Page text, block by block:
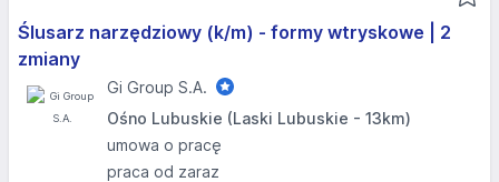
Ślusarz narzędziowy (k/m) - formy wtryskowe | 2
zmiany
Gi Group S.A.
Ośno Lubuskie (Laski Lubuskie - 13km)
umowa o pracę
praca od zaraz